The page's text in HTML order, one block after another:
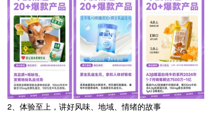
2、体验至上，讲好风味、地域、情绪的故事